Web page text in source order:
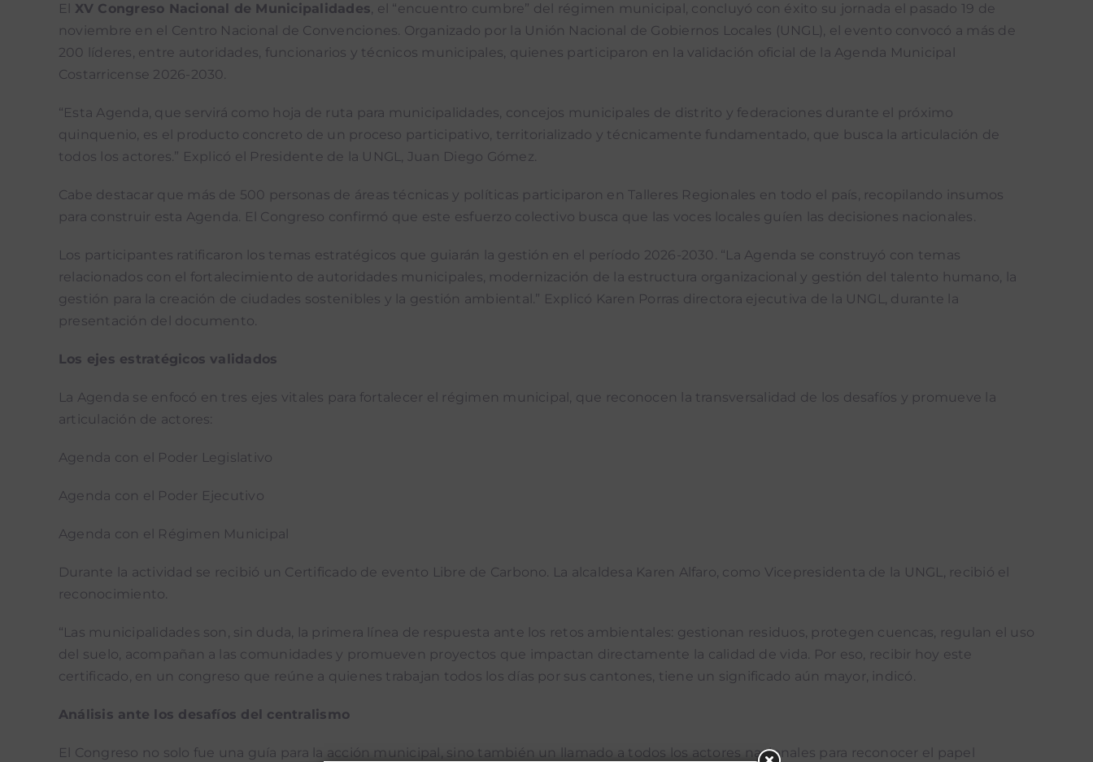
El XV Congreso Nacional de Municipalidades, el “encuentro cumbre” del régimen municipal, concluyó con éxito su jornada el pasado 19 de
noviembre en el Centro Nacional de Convenciones. Organizado por la Unión Nacional de Gobiernos Locales (UNGL), el evento convocó a más de
200 líderes, entre autoridades, funcionarios y técnicos municipales, quienes participaron en la validación oficial de la Agenda Municipal
Costarricense 2026-2030.
“Esta Agenda, que servirá como hoja de ruta para municipalidades, concejos municipales de distrito y federaciones durante el próximo
quinquenio, es el producto concreto de un proceso participativo, territorializado y técnicamente fundamentado, que busca la articulación de
todos los actores.” Explicó el Presidente de la UNGL, Juan Diego Gómez.
Cabe destacar que más de 500 personas de áreas técnicas y políticas participaron en Talleres Regionales en todo el país, recopilando insumos
para construir esta Agenda. El Congreso confirmó que este esfuerzo colectivo busca que las voces locales guíen las decisiones nacionales.
Los participantes ratificaron los temas estratégicos que guiarán la gestión en el período 2026-2030. “La Agenda se construyó con temas
relacionados con el fortalecimiento de autoridades municipales, modernización de la estructura organizacional y gestión del talento humano, la
gestión para la creación de ciudades sostenibles y la gestión ambiental.” Explicó Karen Porras directora ejecutiva de la UNGL, durante la
presentación del documento.
Los ejes estratégicos validados
La Agenda se enfocó en tres ejes vitales para fortalecer el régimen municipal, que reconocen la transversalidad de los desafíos y promueve la
articulación de actores:
Agenda con el Poder Legislativo
Agenda con el Poder Ejecutivo
Agenda con el Régimen Municipal
Durante la actividad se recibió un Certificado de evento Libre de Carbono. La alcaldesa Karen Alfaro, como Vicepresidenta de la UNGL, recibió el
reconocimiento.
“Las municipalidades son, sin duda, la primera línea de respuesta ante los retos ambientales: gestionan residuos, protegen cuencas, regulan el uso
del suelo, acompañan a las comunidades y promueven proyectos que impactan directamente la calidad de vida. Por eso, recibir hoy este
certificado, en un congreso que reúne a quienes trabajan todos los días por sus cantones, tiene un significado aún mayor, indicó.
Análisis ante los desafíos del centralismo
El Congreso no solo fue una guía para la acción municipal, sino también un llamado a todos los actores nacionales para reconocer el papel